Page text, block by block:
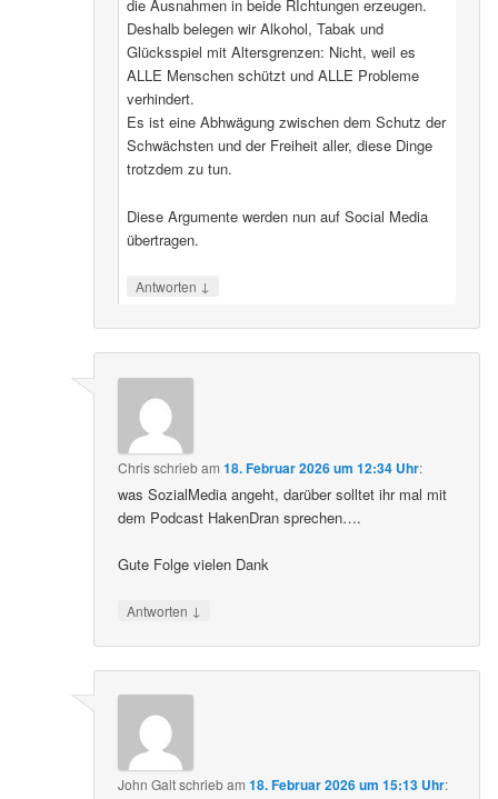
die Ausnahmen in beide RIchtungen erzeugen.
Deshalb belegen wir Alkohol, Tabak und
Glücksspiel mit Altersgrenzen: Nicht, weil es
ALLE Menschen schützt und ALLE Probleme
verhindert.
Es ist eine Abhwägung zwischen dem Schutz der
Schwächsten und der Freiheit aller, diese Dinge
trotzdem zu tun.
Diese Argumente werden nun auf Social Media
übertragen.
Antworten ↓
Chrisschriebam18. Februar 2026 um 12:34 Uhr:
was SozialMedia angeht, darüber solltet ihr mal mit
dem Podcast HakenDran sprechen….
Gute Folge vielen Dank
Antworten ↓
John Galtschriebam18. Februar 2026 um 15:13 Uhr: